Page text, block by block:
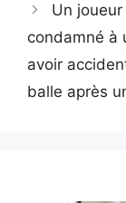
Un
condamné à
avoir
balle après